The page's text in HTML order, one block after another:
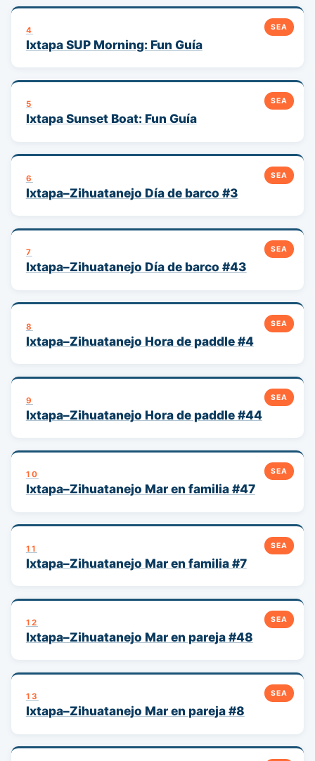
SEA
4
Ixtapa SUP Morning: Fun Guía
SEA
5
Ixtapa Sunset Boat: Fun Guía
SEA
6
Ixtapa–Zihuatanejo Día de barco #3
SEA
7
Ixtapa–Zihuatanejo Día de barco #43
SEA
8
Ixtapa–Zihuatanejo Hora de paddle #4
SEA
9
Ixtapa–Zihuatanejo Hora de paddle #44
SEA
10
Ixtapa–Zihuatanejo Mar en familia #47
SEA
11
Ixtapa–Zihuatanejo Mar en familia #7
SEA
12
Ixtapa–Zihuatanejo Mar en pareja #48
SEA
13
Ixtapa–Zihuatanejo Mar en pareja #8